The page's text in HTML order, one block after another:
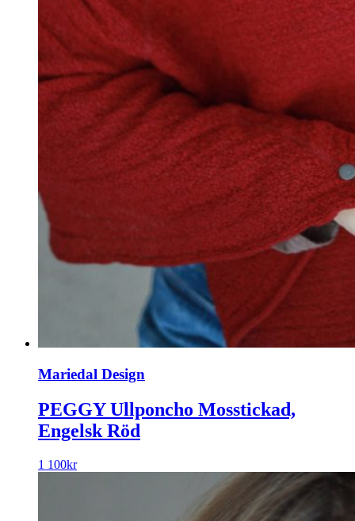
Mariedal Design
PEGGY Ullponcho Mosstickad,
Engelsk Röd
1 100kr